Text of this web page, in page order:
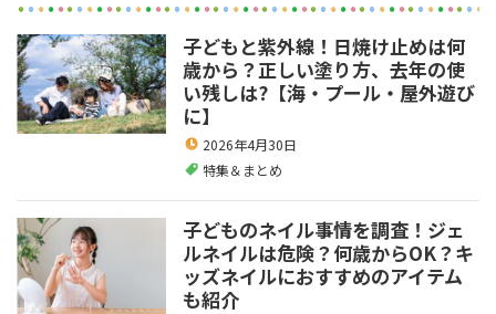
子どもと紫外線！日焼け止めは何
歳から？正しい塗り方、去年の使
い残しは?【海・プール・屋外遊び
に】
2026年4月30日
特集＆まとめ
子どものネイル事情を調査！ジェ
ルネイルは危険？何歳からOK？キ
ッズネイルにおすすめのアイテム
も紹介